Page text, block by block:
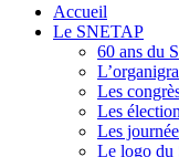
Accueil
Le SNETAP
60 ans du
Les
Les
Les
Le logo du